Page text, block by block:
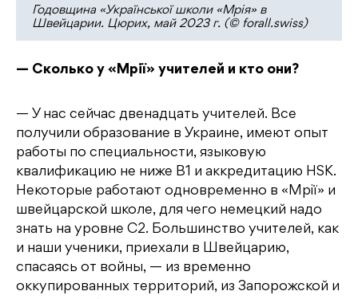
Годовщина «Української школи «Мрія» в
Швейцарии. Цюрих, май 2023 г. (© forall.swiss)
— Сколько у «Мрії» учителей и кто они?
— У нас сейчас двенадцать учителей. Все
получили образование в Украине, имеют опыт
работы по специальности, языковую
квалификацию не ниже B1 и аккредитацию HSK.
Некоторые работают одновременно в «Мрії» и
швейцарской школе, для чего немецкий надо
знать на уровне C2. Большинство учителей, как
и наши ученики, приехали в Швейцарию,
спасаясь от войны, — из временно
оккупированных территорий, из Запорожской и